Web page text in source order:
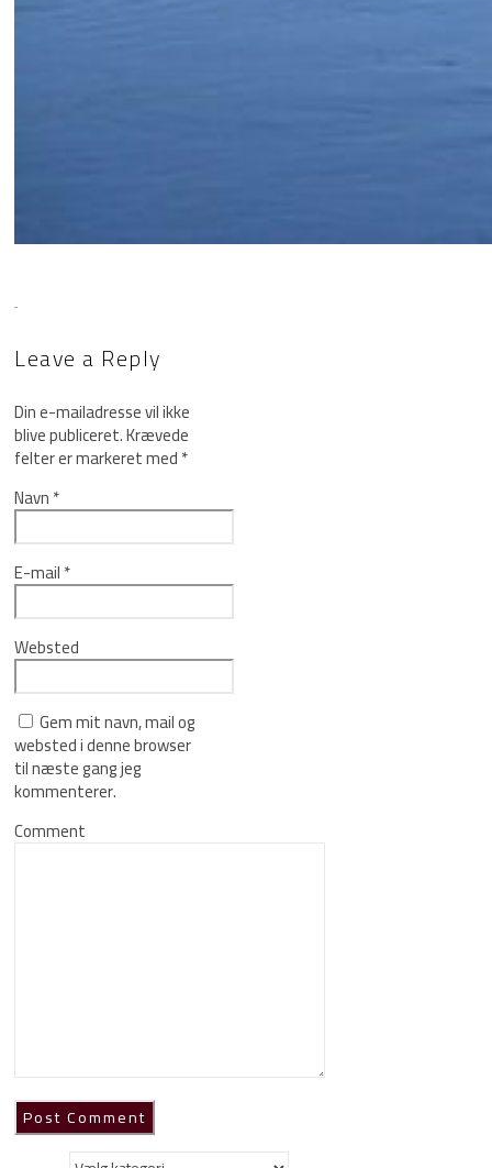
Leave a Reply
Din e-mailadresse vil ikke
blive publiceret.Krævede
felter er markeret med*
Navn*
E-mail*
Websted
Gem mit navn, mail og
websted i denne browser
til næste gang jeg
kommenterer.
Comment